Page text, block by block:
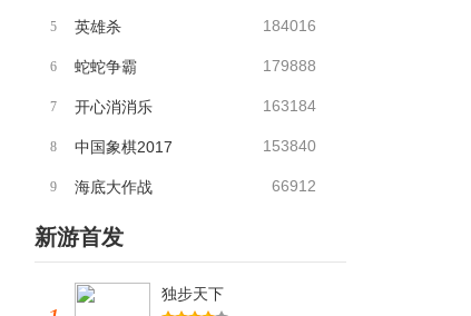
5 英雄杀 184016
6 蛇蛇争霸 179888
7 开心消消乐 163184
8 中国象棋2017 153840
9 海底大作战 66912
新游首发
独步天下